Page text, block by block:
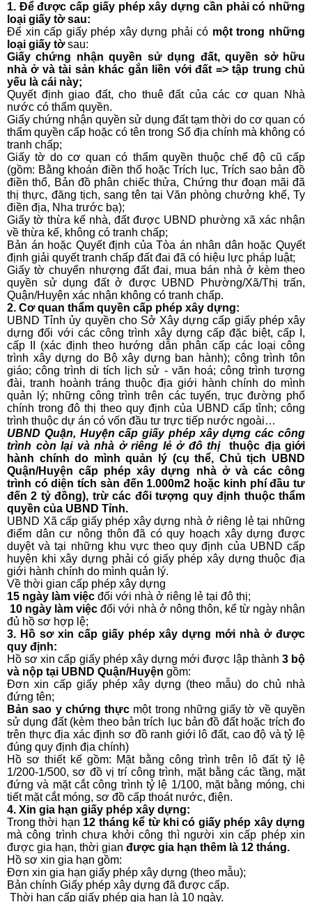
1. Để được cấp giấy phép xây dựng cần phải có những
loại giấy tờ sau:
Để xin cấp giấy phép xây dựng phải có một trong những
loại giấy tờsau:
Giấy chứng nhận quyền sử dụng đất, quyền sở hữu
nhà ở và tài sản khác gắn liền với đất => tập trung chủ
yếu là cái này;
Quyết định giao đất, cho thuê đất của các cơ quan Nhà
nước có thẩm quyền.
Giấy chứng nhận quyền sử dụng đất tạm thời do cơ quan có
thẩm quyền cấp hoặc có tên trong Sổ địa chính mà không có
tranh chấp;
Giấy tờ do cơ quan có thẩm quyền thuộc chế độ cũ cấp
(gồm: Bằng khoán điền thổ hoặc Trích lục, Trích sao bản đồ
điền thổ, Bản đồ phân chiếc thửa, Chứng thư đoạn mãi đã
thị thực, đăng tịch, sang tên tại Văn phòng chưởng khế, Ty
điền địa, Nha trước bạ);
Giấy tờ thừa kế nhà, đất được UBND phường xã xác nhận
về thừa kế, không có tranh chấp;
Bản án hoặc Quyết định của Tòa án nhân dân hoặc Quyết
định giải quyết tranh chấp đất đai đã có hiệu lực pháp luật;
Giấy tờ chuyển nhượng đất đai, mua bán nhà ở kèm theo
quyền sử dụng đất ở được UBND Phường/Xã/Thị trấn,
Quận/Huyện xác nhận không có tranh chấp.
2. Cơ quan thẩm quyền cấp phép xây dựng:
UBND Tỉnh ủy quyền cho Sở Xây dựng cấp giấy phép xây
dựng đối với các công trình xây dựng cấp đặc biệt, cấp I,
cấp II (xác định theo hướng dẫn phân cấp các loại công
trình xây dựng do Bộ xây dựng ban hành); công trình tôn
giáo; công trình di tích lịch sử - văn hoá; công trình tượng
đài, tranh hoành tráng thuộc địa giới hành chính do mình
quản lý; những công trình trên các tuyến, trục đường phố
chính trong đô thị theo quy định của UBND cấp tỉnh; công
trình thuộc dự án có vốn đầu tư trực tiếp nước ngoài…
UBND Quận, Huyện cấp giấy phép xây dựng các công
trình còn lại và nhà ở riêng lẻ ở đô thịthuộc địa giới
hành chính do mình quản lý (cụ thể, Chủ tịch UBND
Quận/Huyện cấp phép xây dựng nhà ở và các công
trình có diện tích sàn đến 1.000m2 hoặc kinh phí đầu tư
đến 2 tỷ đồng), trừ các đối tượng quy định thuộc thẩm
quyền của UBND Tỉnh.
UBND Xã cấp giấy phép xây dựng nhà ở riêng lẻ tại những
điểm dân cư nông thôn đã có quy hoạch xây dựng được
duyệt và tại những khu vực theo quy định của UBND cấp
huyện khi xây dựng phải có giấy phép xây dựng thuộc địa
giới hành chính do mình quản lý.
Về thời gian cấp phép xây dựng
15 ngày làm việc đối với nhà ở riêng lẻ tại đô thị;
10 ngày làm việc đối với nhà ở nông thôn, kể từ ngày nhận
đủ hồ sơ hợp lệ;
3. Hồ sơ xin cấp giấy phép xây dựng mới nhà ở được
quy định:
Hồ sơ xin cấp giấy phép xây dựng mới được lập thành 3 bộ
và nộp tại UBND Quận/Huyện gồm:
Đơn xin cấp giấy phép xây dựng (theo mẫu) do chủ nhà
đứng tên;
Bản sao y chứng thực một trong những giấy tờ về quyền
sử dụng đất (kèm theo bản trích lục bản đồ đất hoặc trích đo
trên thực địa xác định sơ đồ ranh giới lô đất, cao độ và tỷ lệ
đúng quy định địa chính)
Hồ sơ thiết kế gồm: Mặt bằng công trình trên lô đất tỷ lệ
1/200-1/500, sơ đồ vị trí công trình, mặt bằng các tầng, mặt
đứng và mặt cắt công trình tỷ lệ 1/100, mặt bằng móng, chi
tiết mặt cắt móng, sơ đồ cấp thoát nước, điện.
4. Xin gia hạn giấy phép xây dựng:
Trong thời hạn 12 tháng kể từ khi có giấy phép xây dựng
mà công trình chưa khởi công thì người xin cấp phép xin
được gia hạn, thời gian được gia hạn thêm là 12 tháng.
Hồ sơ xin gia hạn gồm:
Đơn xin gia hạn giấy phép xây dựng (theo mẫu);
Bản chính Giấy phép xây dựng đã được cấp.
Thời hạn cấp giấy phép gia hạn là 10 ngày.